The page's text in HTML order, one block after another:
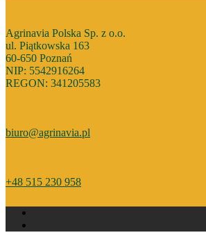
Agrinavia Polska Sp. z o.o.
ul. Piątkowska 163
60-650 Poznań
NIP: 5542916264
REGON: 341205583
biuro@agrinavia.pl
+48 515 230 958